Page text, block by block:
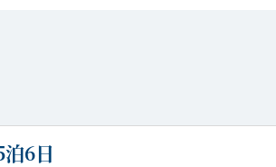
6日